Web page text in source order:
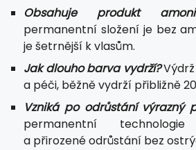
Obsahuje produkt
permanentní složení je bez
je šetrnější k vlasům.
Jak dlouho barva vydrží?Výdrž
a péči, běžně vydrží přibližně
Vzniká po odrůstání výrazný
permanentní
a přirozené odrůstání bez